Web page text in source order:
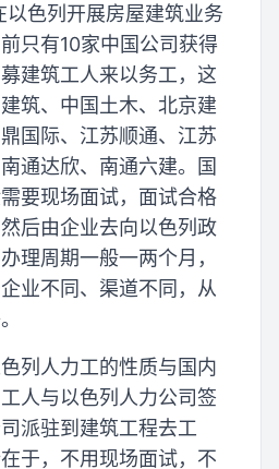
色列开展房屋建筑业务
只有10家中国公司获得
建筑工人来以务工，这
筑、中国土木、北京建
国际、江苏顺通、江苏
通达欣、南通六建。国
要现场面试，面试合格
后由企业去向以色列政
理周期一般一两个月，
业不同、渠道不同，从
列人力工的性质与国内
人与以色列人力公司签
派驻到建筑工程去工
于，不用现场面试，不